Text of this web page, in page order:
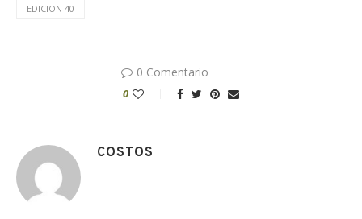
EDICION 40
0 Comentario
0
COSTOS